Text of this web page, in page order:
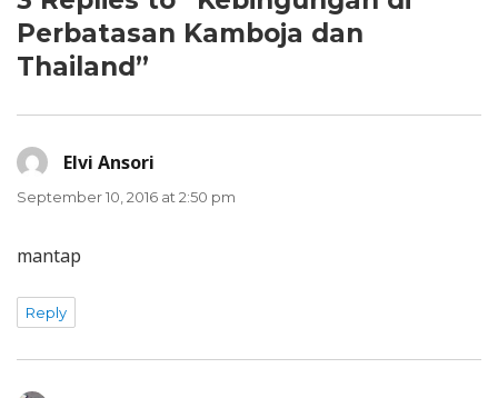
Perbatasan Kamboja dan
Thailand”
Elvi Ansori
September 10, 2016 at 2:50 pm
mantap
Reply